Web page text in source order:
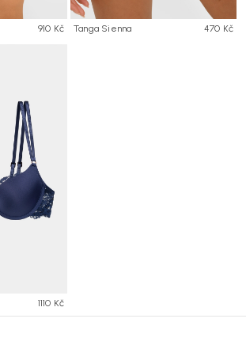
910 Kč Tanga Sienna 470 Kč
1110 Kč